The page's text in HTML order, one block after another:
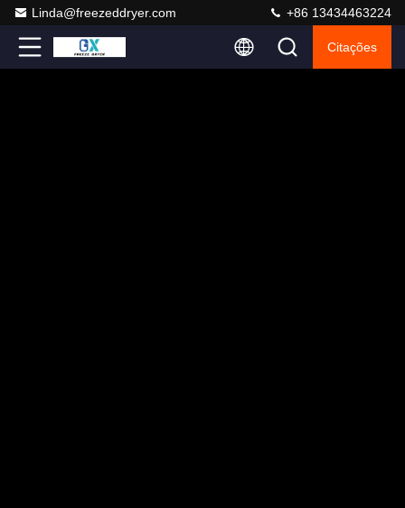
Linda@freezeddryer.com +86 13434463224
Citações